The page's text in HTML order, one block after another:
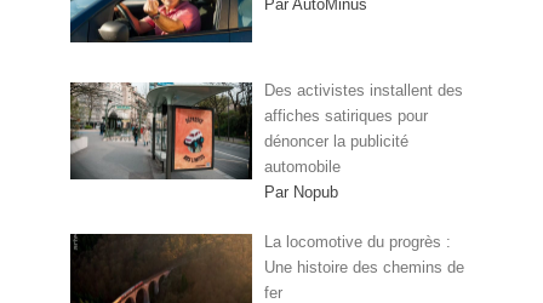
Par AutoMinus
Des activistes installent des
affiches satiriques pour
dénoncer la publicité
automobile
Par Nopub
La locomotive du progrès :
Une histoire des chemins de
fer